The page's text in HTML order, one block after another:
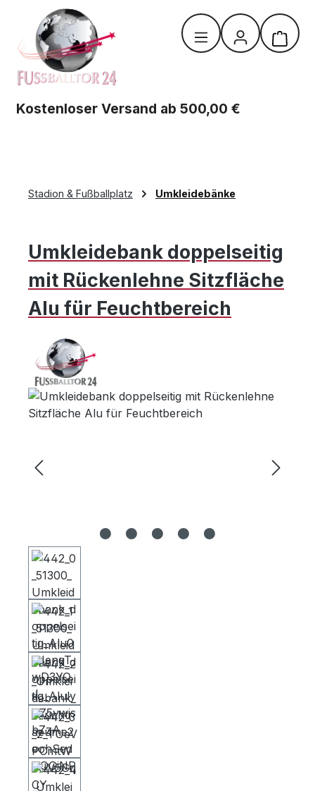
Zum Hauptinhalt springen
Kostenloser Versand ab 500,00 €
Stadion & Fußballplatz Umkleidebänke
Umkleidebank doppelseitig
mit Rückenlehne Sitzfläche
Alu für Feuchtbereich
Bildergalerie überspringen